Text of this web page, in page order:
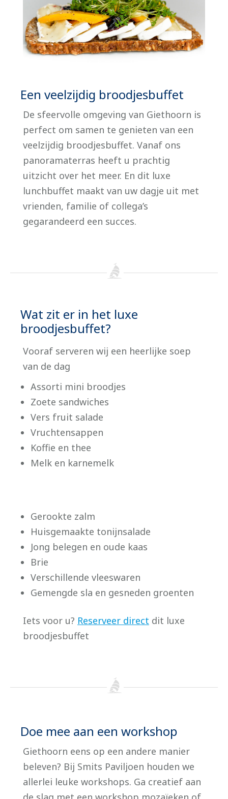
Een veelzijdig broodjesbuffet
De sfeervolle omgeving van Giethoorn is
perfect om samen te genieten van een
veelzijdig broodjesbuffet. Vanaf ons
panoramaterras heeft u prachtig
uitzicht over het meer. En dit luxe
lunchbuffet maakt van uw dagje uit met
vrienden, familie of collega’s
gegarandeerd een succes.
Wat zit er in het luxe
broodjesbuffet?
Vooraf serveren wij een heerlijke soep
van de dag
Assorti mini broodjes
Zoete sandwiches
Vers fruit salade
Vruchtensappen
Koffie en thee
Melk en karnemelk
Gerookte zalm
Huisgemaakte tonijnsalade
Jong belegen en oude kaas
Brie
Verschillende vleeswaren
Gemengde sla en gesneden groenten
Iets voor u? Reserveer direct dit luxe
broodjesbuffet
Doe mee aan een workshop
Giethoorn eens op een andere manier
beleven? Bij Smits Paviljoen houden we
allerlei leuke workshops. Ga creatief aan